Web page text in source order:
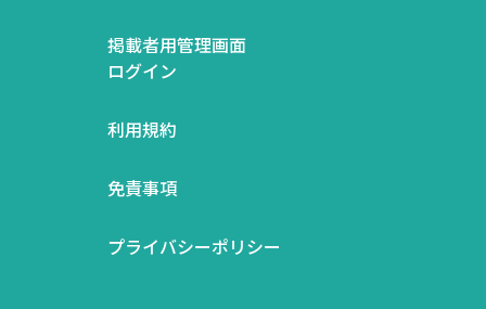
掲載者用管理画面
ログイン
利用規約
免責事項
プライバシーポリシー